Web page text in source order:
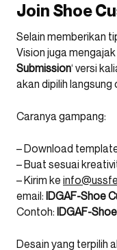
Join Shoe
Selain memberikan
Vision juga mengajak
Submission‘ versi
akan dipilih langsung
Caranya gampang:
– Download
– Buat sesuai
– Kirim ke
email: IDGAF-Shoe
Contoh: IDGAF-
Desain yang terpilih